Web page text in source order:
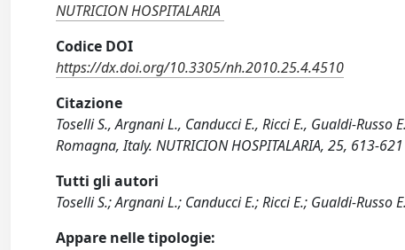
NUTRICION HOSPITALARIA
Codice DOI
https://dx.doi.org/10.3305/nh.2010.25.4.4510
Citazione
Toselli S., Argnani L., Canducci E., Ricci E., Gualdi-
Romagna, Italy. NUTRICION HOSPITALARIA, 25, 613-
Tutti gli autori
Toselli S.; Argnani L.; Canducci E.; Ricci E.; Gualdi-Russo E.
Appare nelle tipologie: